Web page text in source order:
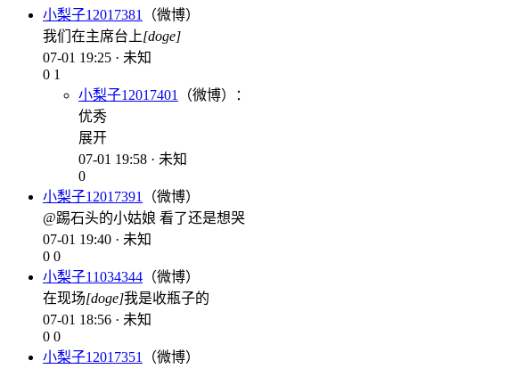
小梨子12017381
（微博）
我们在主席台上[doge]
07-01 19:25 · 未知
0 1
小梨子12017401
（微博）：
优秀
展开
07-01 19:58 · 未知
0
小梨子12017391
（微博）
@踢石头的小姑娘 看了还是想哭
07-01 19:40 · 未知
0 0
小梨子11034344 （微博）
在现场[doge]我是收瓶子的
07-01 18:56 · 未知
0 0
小梨子12017351
（微博）